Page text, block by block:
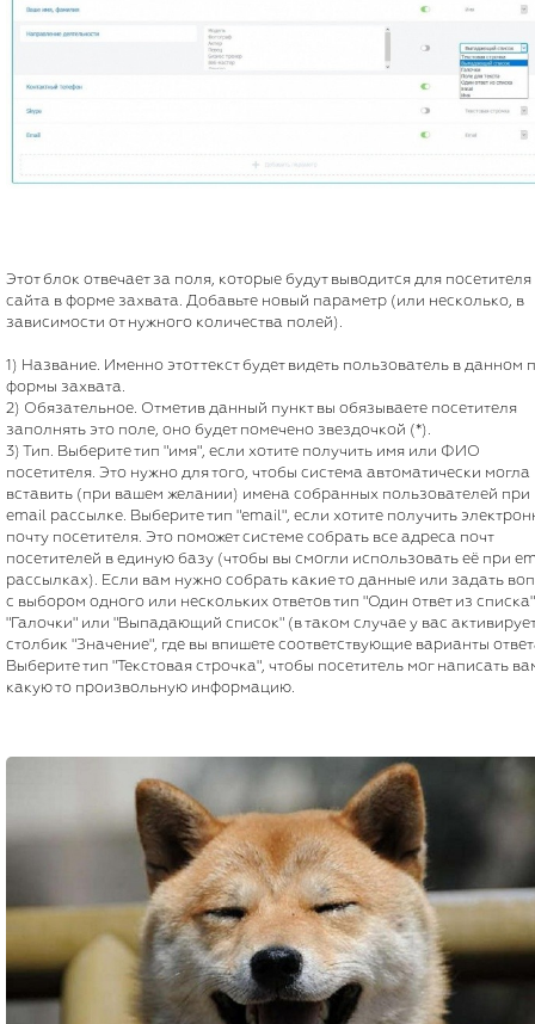
Этот блок отвечает за поля, которые будут выводится для посетителя
сайта в форме захвата. Добавьте новый параметр (или несколько, в
зависимости от нужного количества полей).
1) Название. Именно этот текст будет видеть пользователь в данном
формы захвата.
2) Обязательное. Отметив данный пункт вы обязываете посетителя
заполнять это поле, оно будет помечено звездочкой (*).
3) Тип. Выберите тип "имя", если хотите получить имя или ФИО
посетителя. Это нужно для того, чтобы система автоматически могла
вставить (при вашем желании) имена собранных пользователей при
email рассылке. Выберите тип "email", если хотите получить
почту посетителя. Это поможет системе собрать все адреса почт
посетителей в единую базу (чтобы вы смогли использовать её при
рассылках). Если вам нужно собрать какие то данные или задать
с выбором одного или нескольких ответов тип "Один ответ из
"Галочки" или "Выпадающий список" (в таком случае у вас
столбик "Значение", где вы впишете соответствующие варианты
Выберите тип "Текстовая строчка", чтобы посетитель мог написать
какую то произвольную информацию.